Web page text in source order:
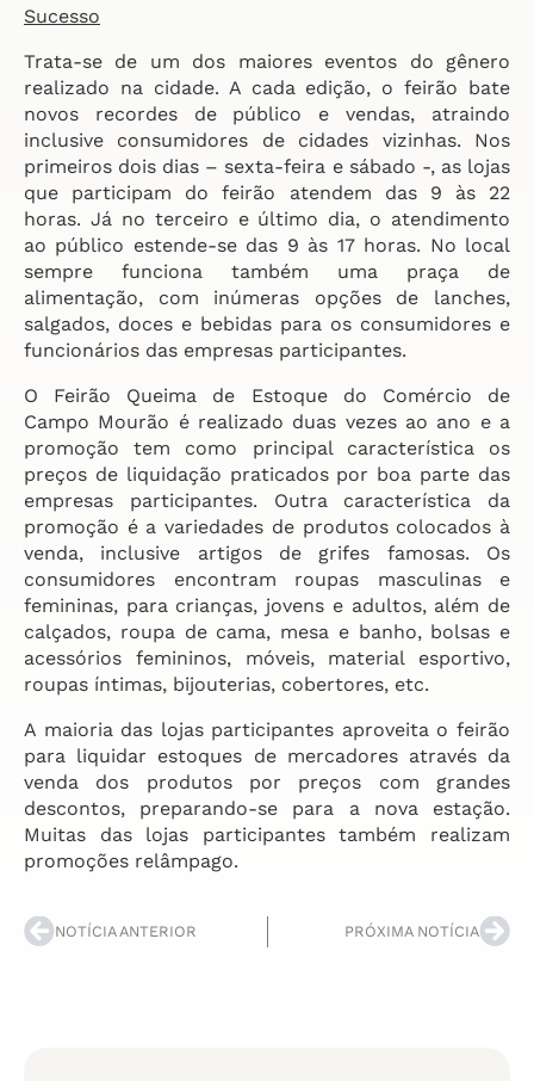
Sucesso
Trata-se de um dos maiores eventos do gênero
realizado na cidade. A cada edição, o feirão bate
novos recordes de público e vendas, atraindo
inclusive consumidores de cidades vizinhas. Nos
primeiros dois dias – sexta-feira e sábado -, as lojas
que participam do feirão atendem das 9 às 22
horas. Já no terceiro e último dia, o atendimento
ao público estende-se das 9 às 17 horas. No local
sempre funciona também uma praça de
alimentação, com inúmeras opções de lanches,
salgados, doces e bebidas para os consumidores e
funcionários das empresas participantes.
O Feirão Queima de Estoque do Comércio de
Campo Mourão é realizado duas vezes ao ano e a
promoção tem como principal característica os
preços de liquidação praticados por boa parte das
empresas participantes. Outra característica da
promoção é a variedades de produtos colocados à
venda, inclusive artigos de grifes famosas. Os
consumidores encontram roupas masculinas e
femininas, para crianças, jovens e adultos, além de
calçados, roupa de cama, mesa e banho, bolsas e
acessórios femininos, móveis, material esportivo,
roupas íntimas, bijouterias, cobertores, etc.
A maioria das lojas participantes aproveita o feirão
para liquidar estoques de mercadores através da
venda dos produtos por preços com grandes
descontos, preparando-se para a nova estação.
Muitas das lojas participantes também realizam
promoções relâmpago.
NOTÍCIA ANTERIOR PRÓXIMA NOTÍCIA